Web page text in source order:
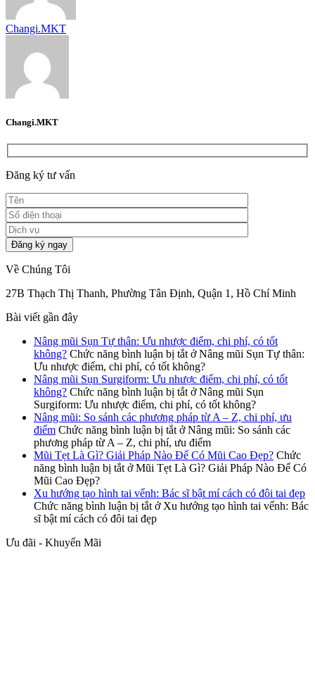
Changi.MKT
Changi.MKT
Đăng ký tư vấn
Về Chúng Tôi
27B Thạch Thị Thanh, Phường Tân Định, Quận 1, Hồ Chí Minh
Bài viết gần đây
Nâng mũi Sụn Tự thân: Ưu nhược điểm, chi phí, có tốt
không? Chức năng bình luận bị tắt ở Nâng mũi Sụn Tự thân:
Ưu nhược điểm, chi phí, có tốt không?
Nâng mũi Sụn Surgiform: Ưu nhược điểm, chi phí, có tốt
không? Chức năng bình luận bị tắt ở Nâng mũi Sụn
Surgiform: Ưu nhược điểm, chi phí, có tốt không?
Nâng mũi: So sánh các phương pháp từ A – Z, chi phí, ưu
điểm Chức năng bình luận bị tắt ở Nâng mũi: So sánh các
phương pháp từ A – Z, chi phí, ưu điểm
Mũi Tẹt Là Gì? Giải Pháp Nào Để Có Mũi Cao Đẹp? Chức
năng bình luận bị tắt ở Mũi Tẹt Là Gì? Giải Pháp Nào Để Có
Mũi Cao Đẹp?
Xu hướng tạo hình tai vểnh: Bác sĩ bật mí cách có đôi tai đẹp
Chức năng bình luận bị tắt ở Xu hướng tạo hình tai vểnh: Bác
sĩ bật mí cách có đôi tai đẹp
Ưu đãi - Khuyến Mãi